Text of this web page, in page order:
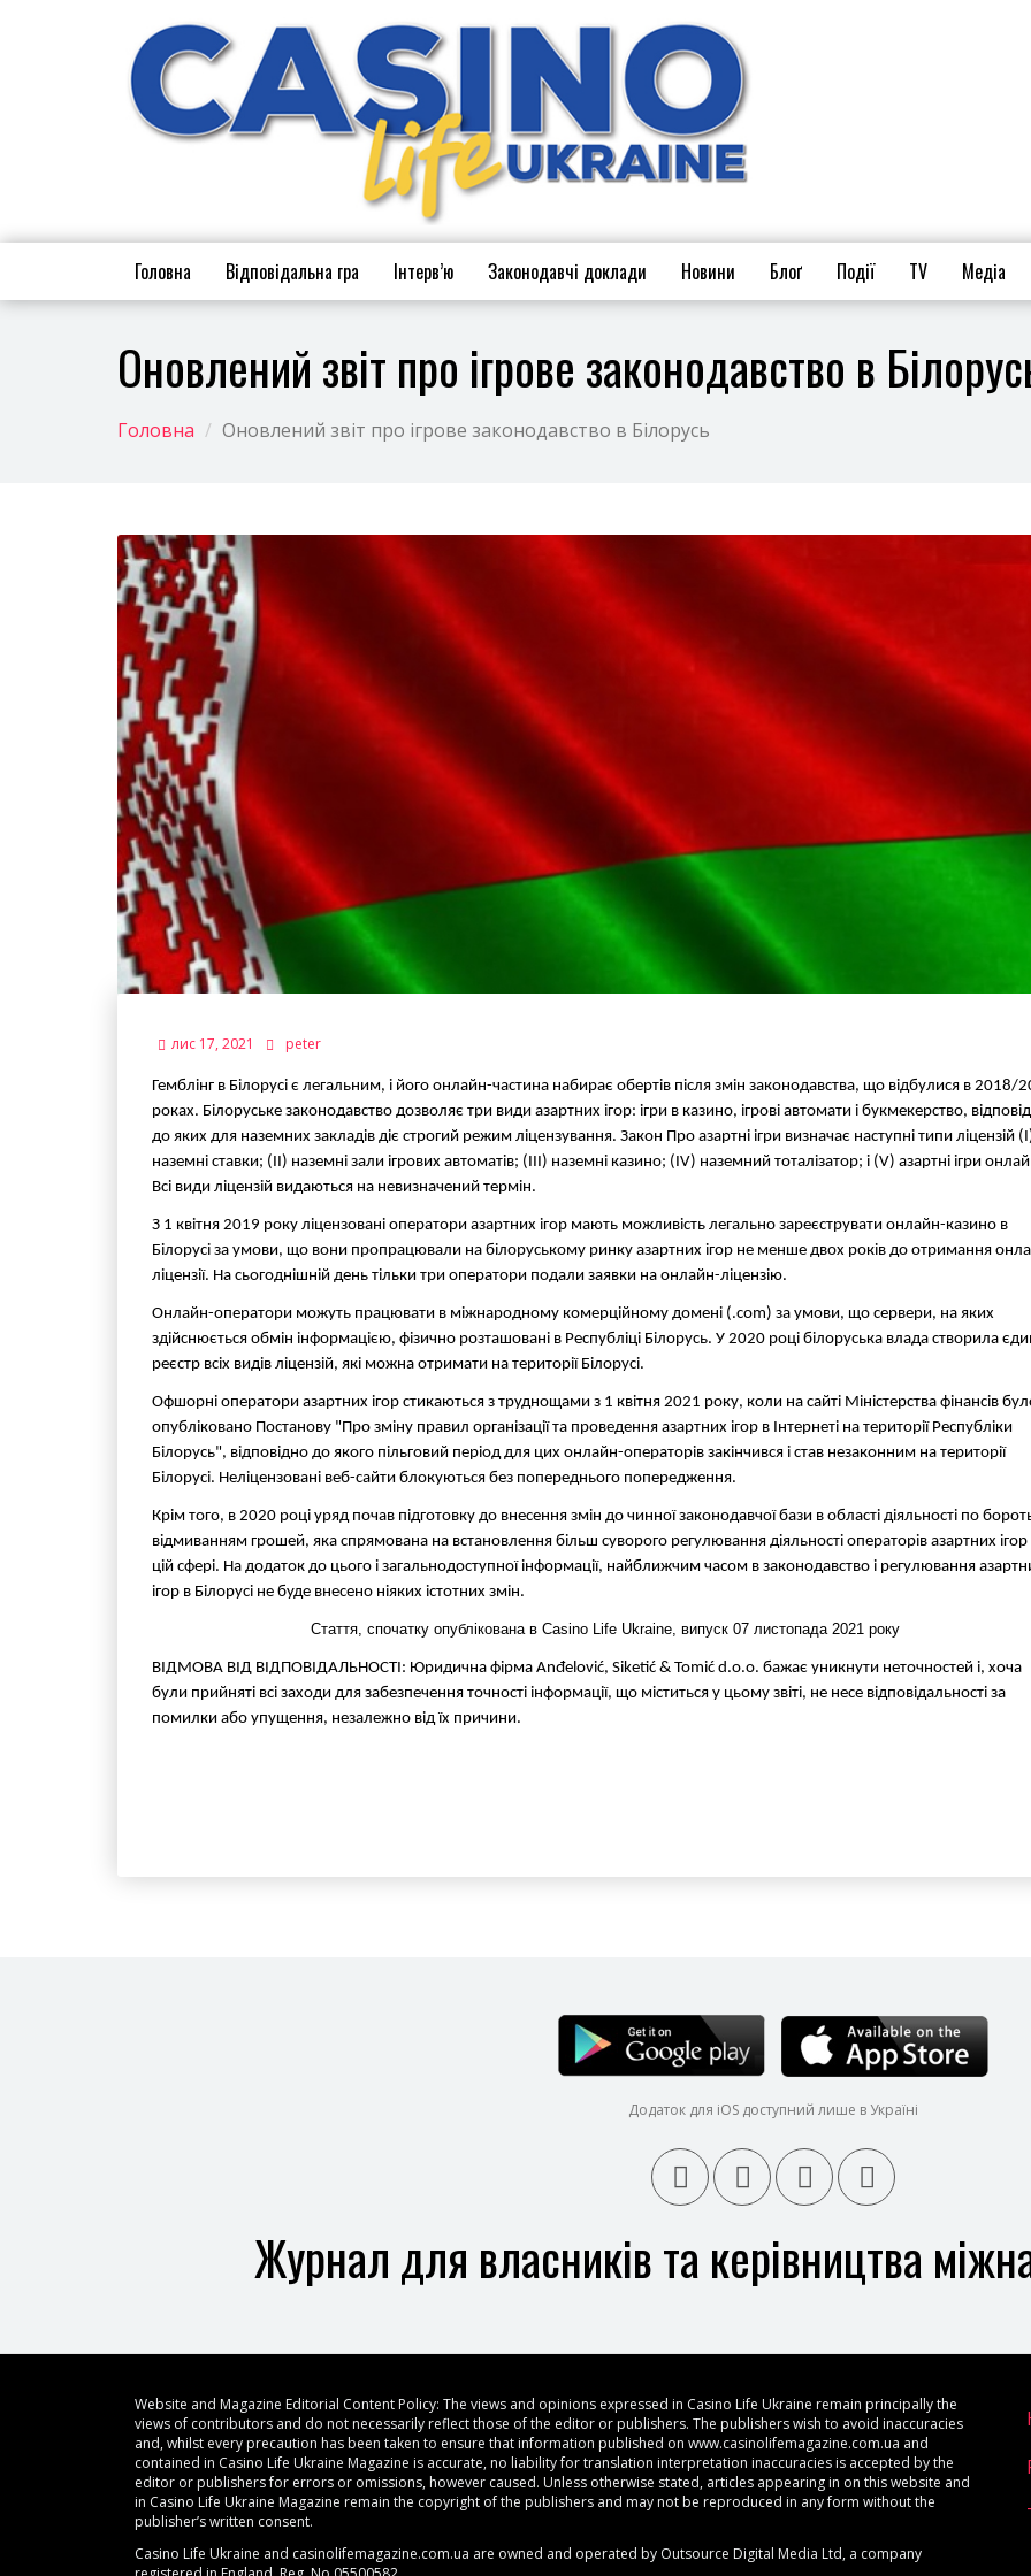
Головна Відповідальна гра Інтерв’ю Законодавчі доклади Новини Блоґ Події TV Медіа
Оновлений звіт про ігрове законодавство в
Головна Оновлений звіт про ігрове законодавство в Білорусь
лис 17, 2021 peter
Гемблінг в Білорусі є легальним, і його онлайн-частина набирає обертів після змін законодавства, що відбулися в 2018/
роках. Білоруське законодавство дозволяє три види азартних ігор: ігри в казино, ігрові автомати і букмекерство,
до яких для наземних закладів діє строгий режим ліцензування. Закон Про азартні ігри визначає наступні типи ліцензій
наземні ставки; (II) наземні зали ігрових автоматів; (III) наземні казино; (IV) наземний тоталізатор; і (V) азартні ігри
Всі види ліцензій видаються на невизначений термін.
З 1 квітня 2019 року ліцензовані оператори азартних ігор мають можливість легально зареєструвати онлайн-казино в
Білорусі за умови, що вони пропрацювали на білоруському ринку азартних ігор не менше двох років до отримання
ліцензії. На сьогоднішній день тільки три оператори подали заявки на онлайн-ліцензію.
Онлайн-оператори можуть працювати в міжнародному комерційному домені (.com) за умови, що сервери, на яких
здійснюється обмін інформацією, фізично розташовані в Республіці Білорусь. У 2020 році білоруська влада створила
реєстр всіх видів ліцензій, які можна отримати на території Білорусі.
Офшорні оператори азартних ігор стикаються з труднощами з 1 квітня 2021 року, коли на сайті Міністерства фінансів
опубліковано Постанову "Про зміну правил організації та проведення азартних ігор в Інтернеті на території Республіки
Білорусь", відповідно до якого пільговий період для цих онлайн-операторів закінчився і став незаконним на території
Білорусі. Неліцензовані веб-сайти блокуються без попереднього попередження.
Крім того, в 2020 році уряд почав підготовку до внесення змін до чинної законодавчої бази в області діяльності по
відмиванням грошей, яка спрямована на встановлення більш суворого регулювання діяльності операторів азартних ігор
цій сфері. На додаток до цього і загальнодоступної інформації, найближчим часом в законодавство і регулювання
ігор в Білорусі не буде внесено ніяких істотних змін.
Стаття, спочатку опублікована в Casino Life Ukraine, випуск 07 листопада 2021 року
ВІДМОВА ВІД ВІДПОВІДАЛЬНОСТІ: Юридична фірма Anđelović, Siketić & Tomić d.o.o. бажає уникнути неточностей і, хоча
були прийняті всі заходи для забезпечення точності інформації, що міститься у цьому звіті, не несе відповідальності за
помилки або упущення, незалежно від їх причини.
Додаток для iOS доступний лише в Україні
Журнал для власників та керівництва
Website and Magazine Editorial Content Policy: The views and opinions expressed in Casino Life Ukraine remain principally the
views of contributors and do not necessarily reflect those of the editor or publishers. The publishers wish to avoid inaccuracies
and, whilst every precaution has been taken to ensure that information published on www.casinolifemagazine.com.ua and
contained in Casino Life Ukraine Magazine is accurate, no liability for translation interpretation inaccuracies is accepted by the
editor or publishers for errors or omissions, however caused. Unless otherwise stated, articles appearing in on this website and
in Casino Life Ukraine Magazine remain the copyright of the publishers and may not be reproduced in any form without the
publisher’s written consent.
Casino Life Ukraine and casinolifemagazine.com.ua are owned and operated by Outsource Digital Media Ltd, a company